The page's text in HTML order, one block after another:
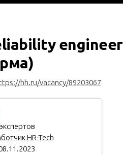
engineer
hh.ru/vacancy/89203067
HR-Tech